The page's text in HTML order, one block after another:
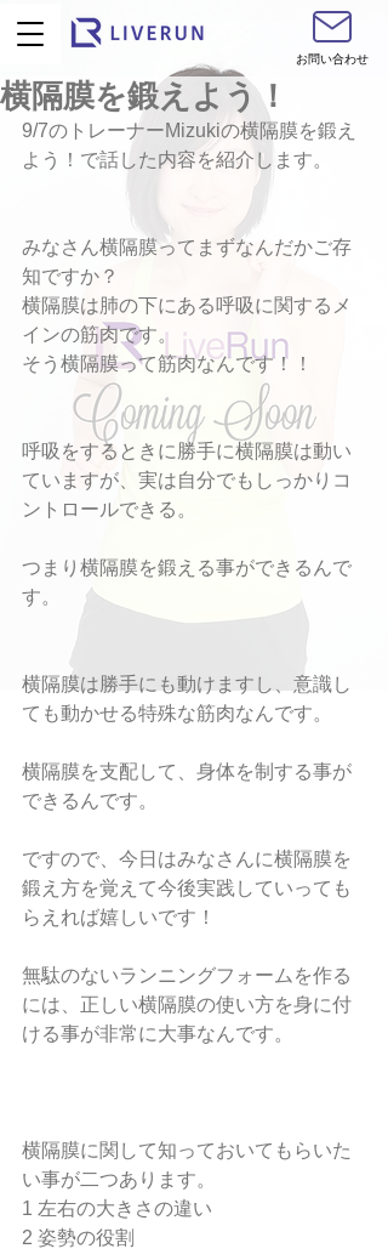
お問い合わせ
横隔膜を鍛えよう！
9/7のトレーナーMizukiの横隔膜を鍛え
よう！で話した内容を紹介します。
みなさん横隔膜ってまずなんだかご存
知ですか？
横隔膜は肺の下にある呼吸に関するメ
インの筋肉です。
そう横隔膜って筋肉なんです！！
呼吸をするときに勝手に横隔膜は動い
ていますが、実は自分でもしっかりコ
ントロールできる。
つまり横隔膜を鍛える事ができるんで
す。
横隔膜は勝手にも動けますし、意識し
ても動かせる特殊な筋肉なんです。
横隔膜を支配して、身体を制する事が
できるんです。
ですので、今日はみなさんに横隔膜を
鍛え方を覚えて今後実践していっても
らえれば嬉しいです！
無駄のないランニングフォームを作る
には、正しい横隔膜の使い方を身に付
ける事が非常に大事なんです。
横隔膜に関して知っておいてもらいた
い事が二つあります。
1 左右の大きさの違い
2 姿勢の役割